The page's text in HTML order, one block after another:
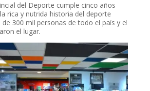
del Deporte cumple cinco años
rica y nutrida historia del deporte
300 mil personas de todo el país y el
el lugar.